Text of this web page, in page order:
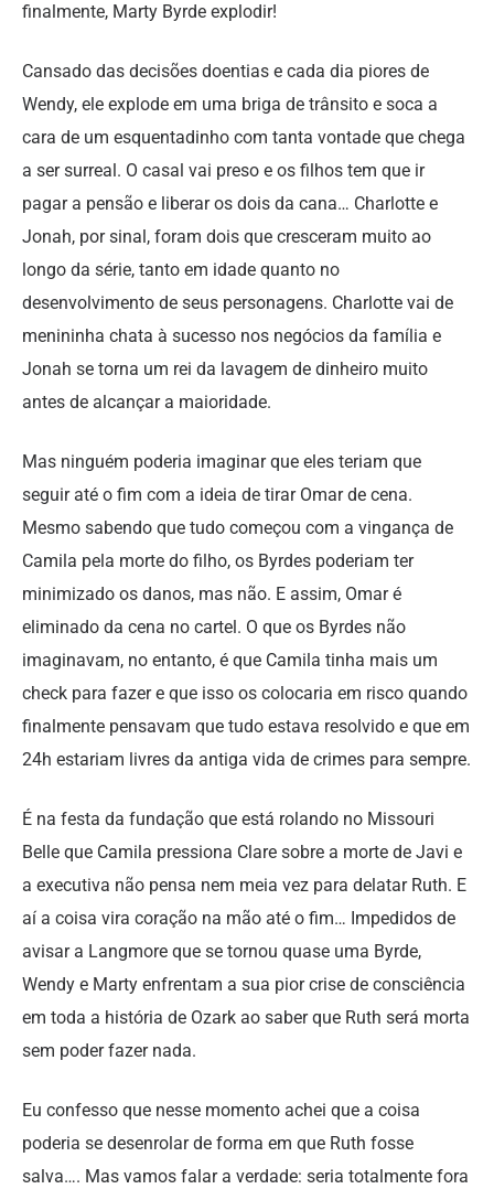
finalmente, Marty Byrde explodir!
Cansado das decisões doentias e cada dia piores de
Wendy, ele explode em uma briga de trânsito e soca a
cara de um esquentadinho com tanta vontade que chega
a ser surreal. O casal vai preso e os filhos tem que ir
pagar a pensão e liberar os dois da cana… Charlotte e
Jonah, por sinal, foram dois que cresceram muito ao
longo da série, tanto em idade quanto no
desenvolvimento de seus personagens. Charlotte vai de
menininha chata à sucesso nos negócios da família e
Jonah se torna um rei da lavagem de dinheiro muito
antes de alcançar a maioridade.
Mas ninguém poderia imaginar que eles teriam que
seguir até o fim com a ideia de tirar Omar de cena.
Mesmo sabendo que tudo começou com a vingança de
Camila pela morte do filho, os Byrdes poderiam ter
minimizado os danos, mas não. E assim, Omar é
eliminado da cena no cartel. O que os Byrdes não
imaginavam, no entanto, é que Camila tinha mais um
check para fazer e que isso os colocaria em risco quando
finalmente pensavam que tudo estava resolvido e que em
24h estariam livres da antiga vida de crimes para sempre.
É na festa da fundação que está rolando no Missouri
Belle que Camila pressiona Clare sobre a morte de Javi e
a executiva não pensa nem meia vez para delatar Ruth. E
aí a coisa vira coração na mão até o fim… Impedidos de
avisar a Langmore que se tornou quase uma Byrde,
Wendy e Marty enfrentam a sua pior crise de consciência
em toda a história de Ozark ao saber que Ruth será morta
sem poder fazer nada.
Eu confesso que nesse momento achei que a coisa
poderia se desenrolar de forma em que Ruth fosse
salva…. Mas vamos falar a verdade: seria totalmente fora